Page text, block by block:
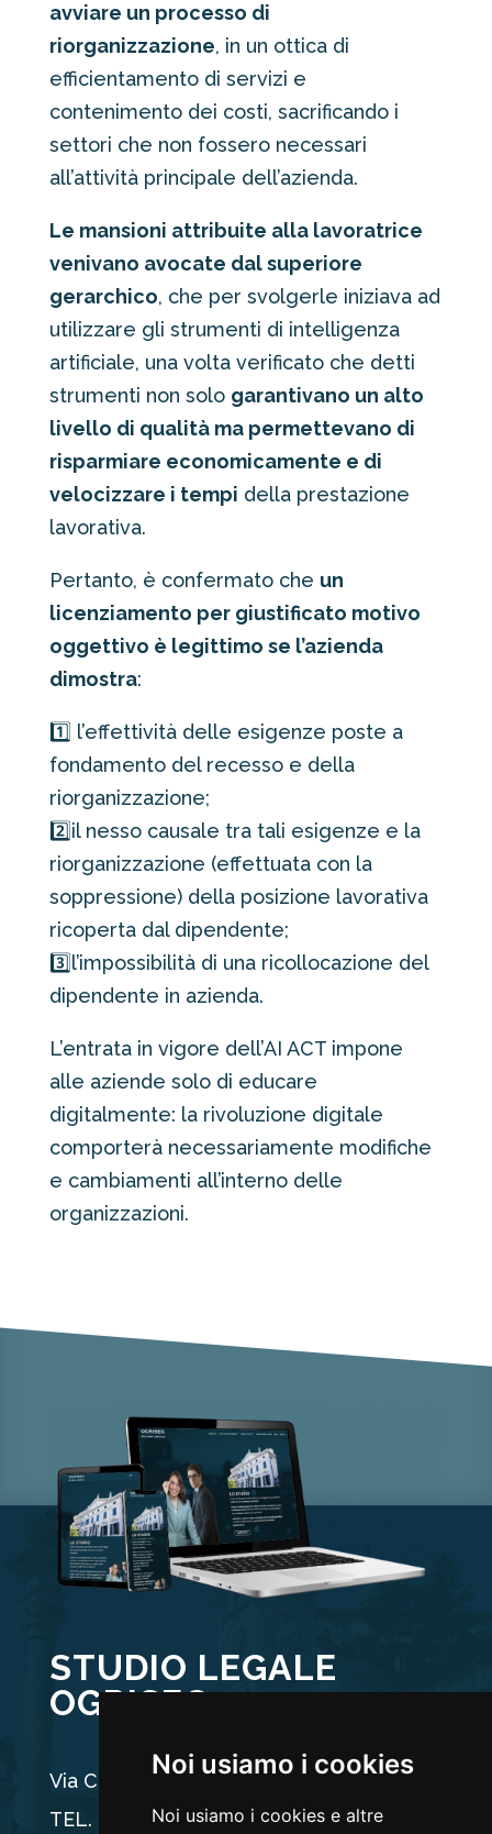
Noi usiamo i cookies
Noi usiamo i cookies e altre
avviare un processo di
riorganizzazione, in un ottica di
efficientamento di servizi e
contenimento dei costi, sacrificando i
settori che non fossero necessari
all’attività principale dell’azienda.
Le mansioni attribuite alla lavoratrice
venivano avocate dal superiore
gerarchico, che per svolgerle iniziava ad
utilizzare gli strumenti di intelligenza
artificiale, una volta verificato che detti
strumenti non solo garantivano un alto
livello di qualità ma permettevano di
risparmiare economicamente e di
velocizzare i tempi della prestazione
lavorativa.
Pertanto, è confermato che un
licenziamento per giustificato motivo
oggettivo è legittimo se l’azienda
dimostra:
1️⃣ l’effettività delle esigenze poste a
fondamento del recesso e della
riorganizzazione;
2️⃣il nesso causale tra tali esigenze e la
riorganizzazione (effettuata con la
soppressione) della posizione lavorativa
ricoperta dal dipendente;
3️⃣l’impossibilità di una ricollocazione del
dipendente in azienda.
L’entrata in vigore dell’AI ACT impone
alle aziende solo di educare
digitalmente: la rivoluzione digitale
comporterà necessariamente modifiche
e cambiamenti all’interno delle
organizzazioni.
STUDIO LEGALE
OGRISEG
Via Carducci 44, 33100 Udine
TEL. +39 0432 512704